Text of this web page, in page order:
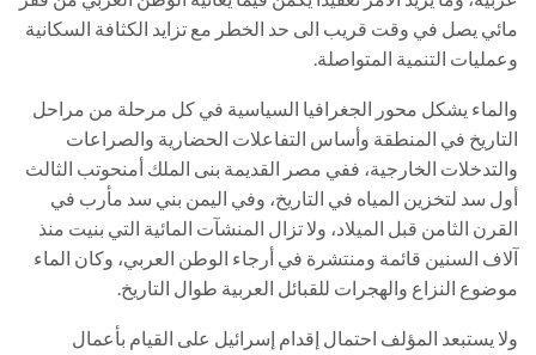
مائي يصل في وقت قريب الى حد الخطر مع تزايد الكثافة السكانية
وعمليات التنمية المتواصلة.
والماء يشكل محور الجغرافيا السياسية في كل مرحلة من مراحل
التاريخ في المنطقة وأساس التفاعلات الحضارية والصراعات
والتدخلات الخارجية، ففي مصر القديمة بنى الملك أمنحوتب الثالث
أول سد لتخزين المياه في التاريخ، وفي اليمن بني سد مأرب في
القرن الثامن قبل الميلاد، ولا تزال المنشآت المائية التي بنيت منذ
آلاف السنين قائمة ومنتشرة في أرجاء الوطن العربي، وكان الماء
موضوع النزاع والهجرات للقبائل العربية طوال التاريخ.
ولا يستبعد المؤلف احتمال إقدام إسرائيل على القيام بأعمال